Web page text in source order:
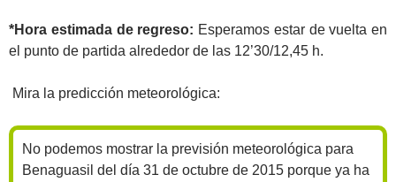
*Hora estimada de regreso: Esperamos estar de vuelta en
el punto de partida alrededor de las 12’30/12,45 h.
Mira la predicción meteorológica:
No podemos mostrar la previsión meteorológica para
Benaguasil del día 31 de octubre de 2015 porque ya ha